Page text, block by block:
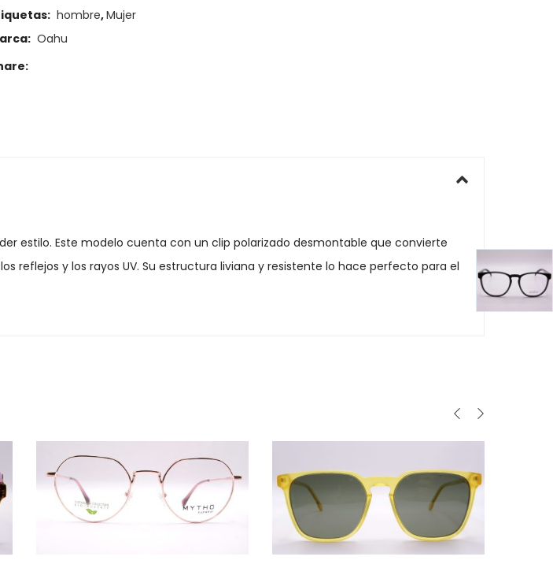
hombre,Mujer
Oahu
estilo. Este modelo cuenta con un clip polarizado desmontable que convierte
reflejos y los rayos UV. Su estructura liviana y resistente lo hace perfecto para el